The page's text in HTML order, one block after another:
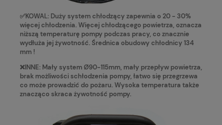
✅KOWAL: Duży system chłodzący zapewnia o 20 - 30%
więcej chłodzenia. Więcej chłodzącego powietrza, oznacza
niższą temperaturę pompy podczas pracy, co znacznie
wydłuża jej żywotność. Średnica obudowy chłodnicy 134
mm !
❌INNE: Mały system Ø90-115mm, mały przepływ powietrza,
brak możliwości schłodzenia pompy, łatwo się przegrzewa
co może prowadzić do pożaru. Wysoka temperatura także
znacząco skraca żywotność pompy.